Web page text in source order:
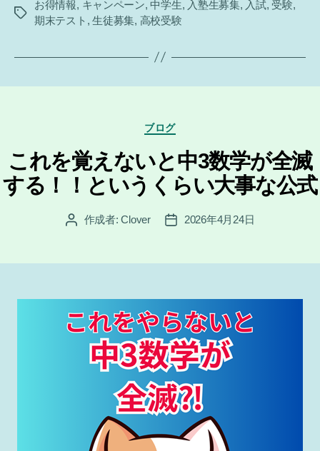
タ
お得情報, キャンペーン,中学生, 入塾生募集, 入試, 受験,
期末テスト ,生徒募集, 高校受験
カ
テ
ゴ
リ
ー
ブログ
これを覚えないと中3数学が全滅
する！！というくらい大事な公式
投 作成者:Clover
投
2026年4月24日